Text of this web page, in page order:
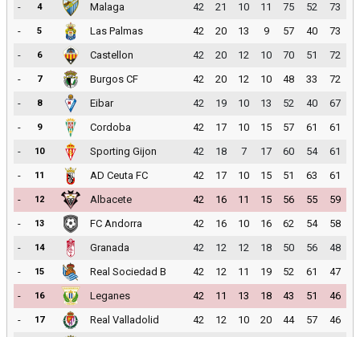
-
4 Malaga 42 21 10 11 75 52
73
-
5 Las Palmas 42 20 13 9 57 40
73
-
6 Castellon 42 20 12 10 70 51
72
-
7 Burgos CF 42 20 12 10 48 33
72
-
8 Eibar 42 19 10 13 52 40
67
-
9 Cordoba 42 17 10 15 57 61
61
-
10 Sporting Gijon 42 18 7 17 60 54
61
-
11 AD Ceuta FC 42 17 10 15 51 63
61
-
12 Albacete 42 16 11 15 56 55
59
-
13 FC Andorra 42 16 10 16 62 54
58
-
14 Granada 42 12 12 18 50 56
48
-
15 Real Sociedad B 42 12 11 19 52 61
47
-
16 Leganes 42 11 13 18 43 51
46
-
17 Real Valladolid 42 12 10 20 44 57
46